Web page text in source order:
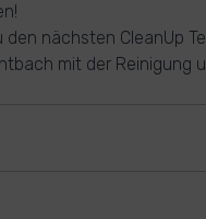
den nächsten CleanUp
mit der Reinigung